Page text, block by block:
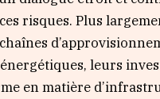
risques. Plus
leurs
en matière